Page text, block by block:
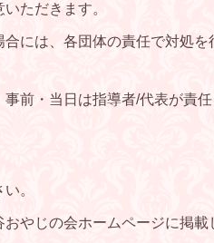
ただきます。
には、各団体の責任で対処を
前・当日は指導者/代表が責
。
やじの会ホームページに掲載